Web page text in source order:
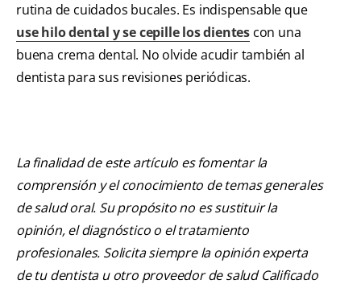
rutina de cuidados bucales. Es indispensable que
use hilo dental y se cepille los dientes con una
buena crema dental. No olvide acudir también al
dentista para sus revisiones periódicas.
La finalidad de este artículo es fomentar la
comprensión y el conocimiento de temas generales
de salud oral. Su propósito no es sustituir la
opinión, el diagnóstico o el tratamiento
profesionales. Solicita siempre la opinión experta
de tu dentista u otro proveedor de salud Calificado